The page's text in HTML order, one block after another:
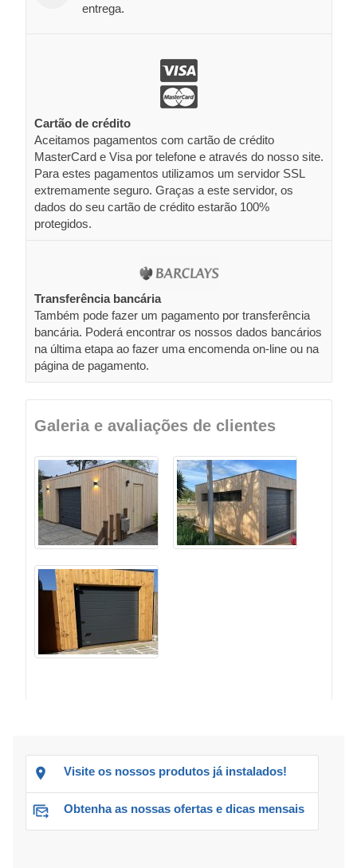
entrega.
Cartão de crédito
Aceitamos pagamentos com cartão de crédito
MasterCard e Visa por telefone e através do nosso site.
Para estes pagamentos utilizamos um servidor SSL
extremamente seguro. Graças a este servidor, os
dados do seu cartão de crédito estarão 100%
protegidos.
Transferência bancária
Também pode fazer um pagamento por transferência
bancária. Poderá encontrar os nossos dados bancários
na última etapa ao fazer uma encomenda on-line ou na
página de pagamento.
Galeria e avaliações de clientes
Visite os nossos produtos já instalados!
Obtenha as nossas ofertas e dicas mensais